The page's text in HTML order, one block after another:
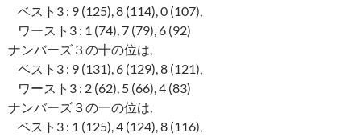
ベスト3 : 9 (125), 8 (114), 0 (107),
ワースト3 : 1 (74), 7 (79), 6 (92)
ナンバーズ３の十の位は,
ベスト3 : 9 (131), 6 (129), 8 (121),
ワースト3 : 2 (62), 5 (66), 4 (83)
ナンバーズ３の一の位は,
ベスト3 : 1 (125), 4 (124), 8 (116),